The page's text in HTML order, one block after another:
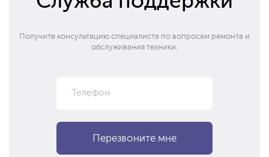
Получите консультацию специалиста по вопросам ремонта и
обслуживания техники.